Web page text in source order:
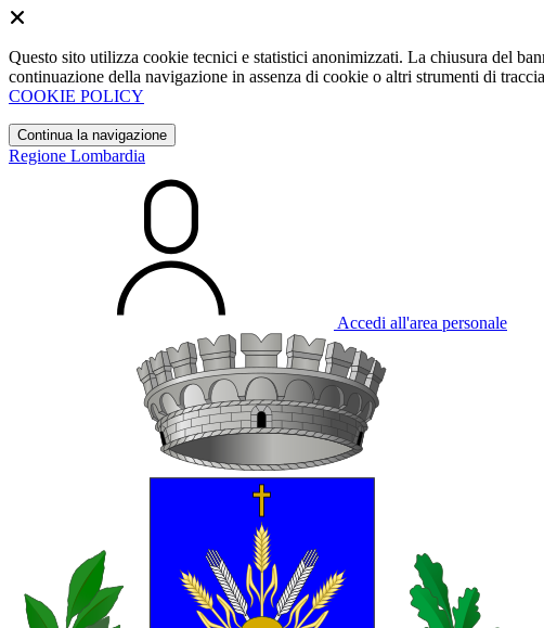
Questo sito utilizza cookie tecnici e statistici anonimizzati. La chiusura del
continuazione della navigazione in assenza di cookie o altri strumenti di
COOKIE POLICY
Continua la navigazione
Regione Lombardia
Accedi all'area personale